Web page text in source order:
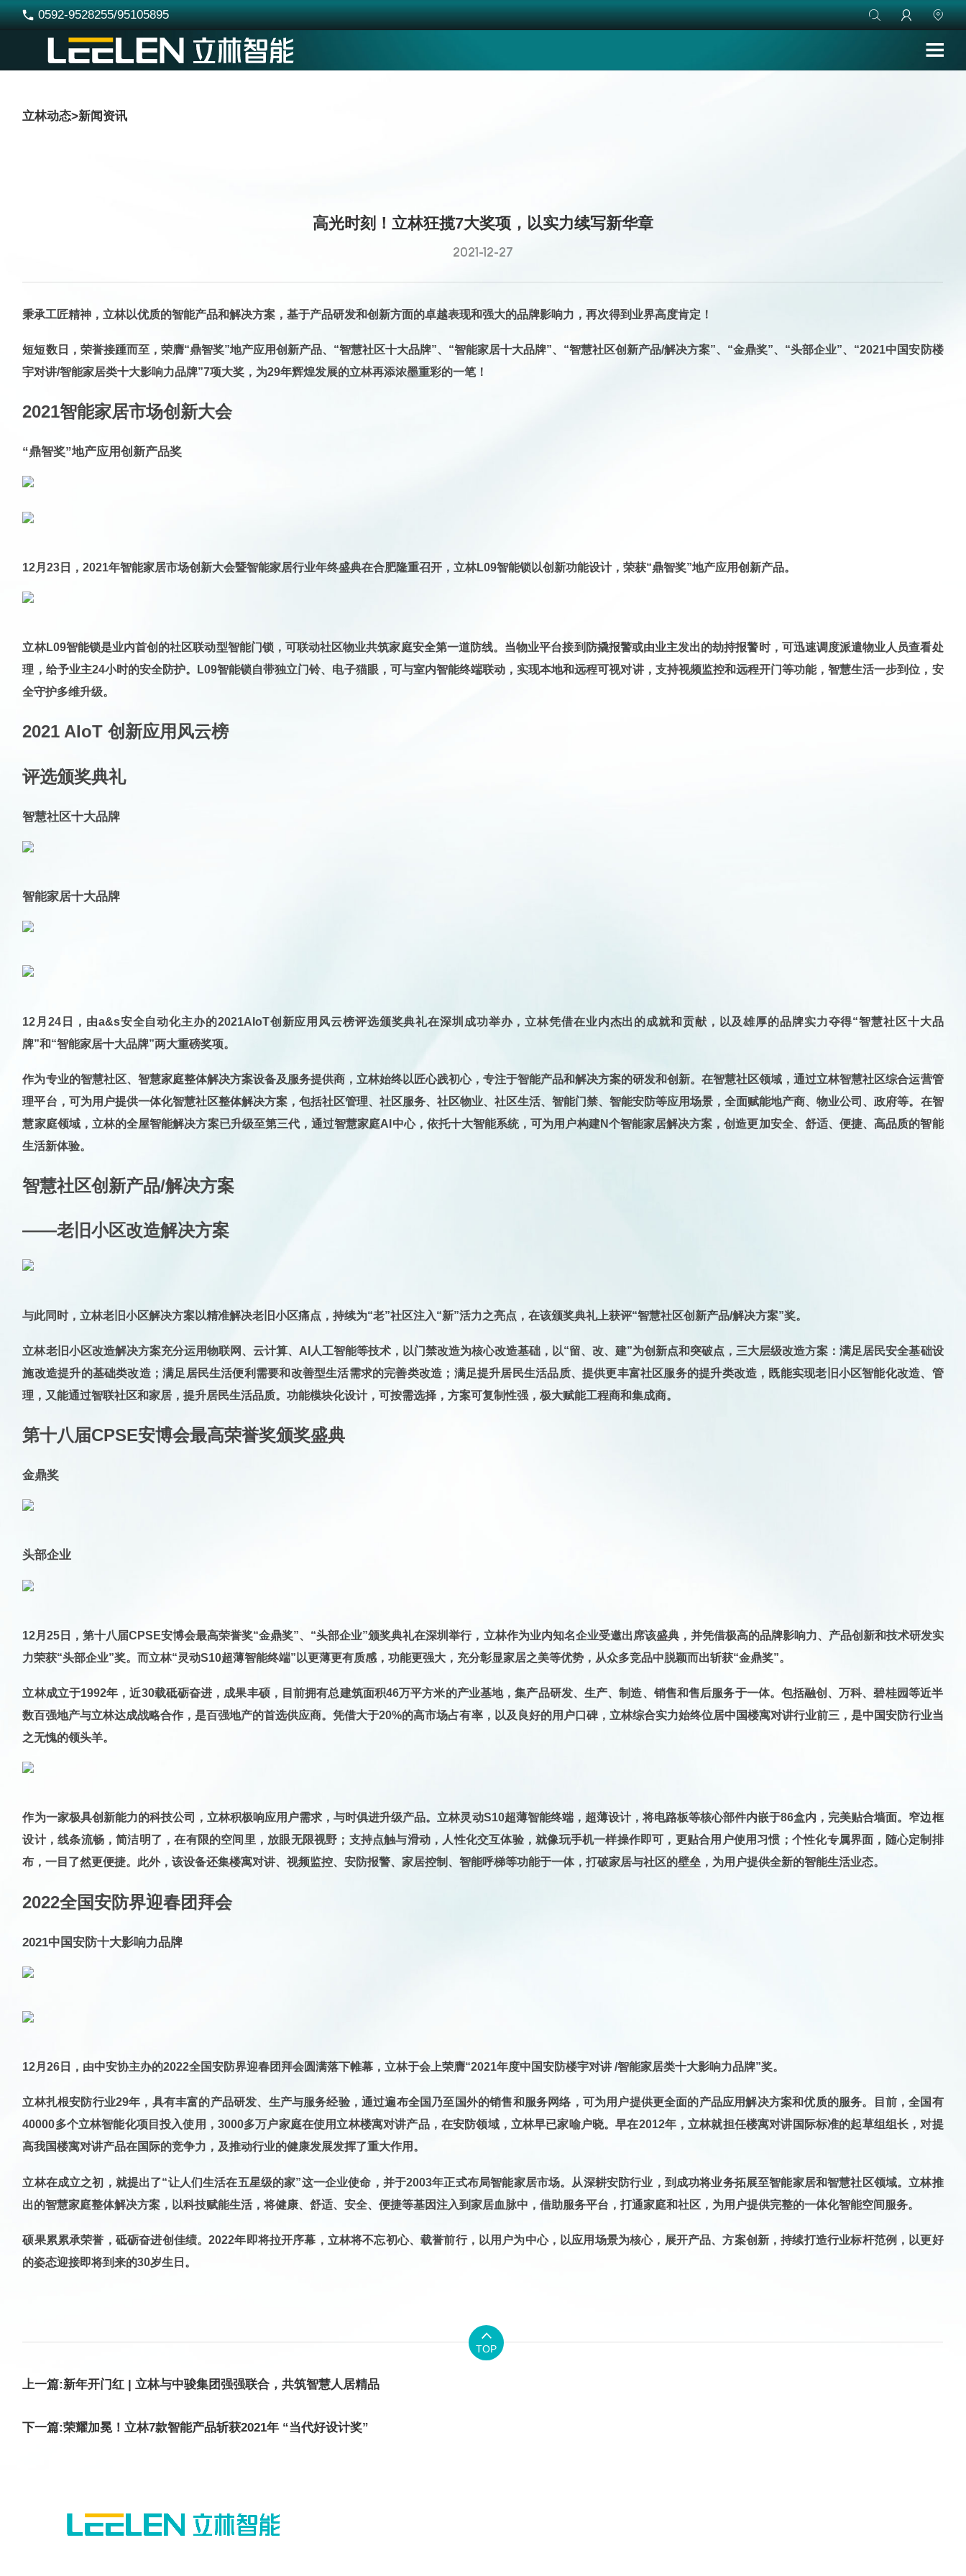
 0592-9528255/95105895   
立林动态>新闻资讯
高光时刻！立林狂揽7大奖项，以实力续写新华章
2021-12-27
秉承工匠精神，立林以优质的智能产品和解决方案，基于产品研发和创新方面的卓越表现和强大的品牌影响力，再次得到业界高度肯定！
短短数日，荣誉接踵而至，荣膺“鼎智奖”地产应用创新产品、“智慧社区十大品牌”、“智能家居十大品牌”、“智慧社区创新产品/解决方案”、“金鼎奖”、“头部企业”、“2021中国安防楼
宇对讲/智能家居类十大影响力品牌”7项大奖，为29年辉煌发展的立林再添浓墨重彩的一笔！
2021智能家居市场创新大会
“鼎智奖”地产应用创新产品奖
12月23日，2021年智能家居市场创新大会暨智能家居行业年终盛典在合肥隆重召开， 立林L09智能锁以创新功能设计，荣获“鼎智奖”地产应用创新产品。
立林L09智能锁是业内首创的社区联动型智能门锁，可联动社区物业共筑家庭安全第一道防线。当物业平台接到防撬报警或由业主发出的劫持报警时，可迅速调度派遣物业人员查看处
理，给予业主24小时的安全防护。L09智能锁自带独立门铃、电子猫眼，可与室内智能终端联动，实现本地和远程可视对讲，支持视频监控和远程开门等功能，智慧生活一步到位，安
全守护多维升级。
2021 AIoT 创新应用风云榜
评选颁奖典礼
智慧社区十大品牌
智能家居十大品牌
12月24日，由a&s安全自动化主办的2021AIoT创新应用风云榜评选颁奖典礼在深圳成功举办，立林凭借在业内杰出的成就和贡献，以及雄厚的品牌实力夺得“智慧社区十大品
牌”和“智能家居十大品牌”两大重磅奖项。
作为专业的智慧社区、智慧家庭整体解决方案设备及服务提供商，立林始终以匠心践初心，专注于智能产品和解决方案的研发和创新。在智慧社区领域，通过立林智慧社区综合运营管
理平台，可为用户提供一体化智慧社区整体解决方案，包括社区管理、社区服务、社区物业、社区生活、智能门禁、智能安防等应用场景，全面赋能地产商、物业公司、政府等。在智
慧家庭领域，立林的全屋智能解决方案已升级至第三代，通过智慧家庭AI中心，依托十大智能系统，可为用户构建N个智能家居解决方案，创造更加安全、舒适、便捷、高品质的智能
生活新体验。
智慧社区创新产品/解决方案
——老旧小区改造解决方案
与此同时，立林老旧小区解决方案以精准解决老旧小区痛点，持续为“老”社区注入“新”活力之亮点，在该颁奖典礼上获评“智慧社区创新产品/解决方案”奖。
立林老旧小区改造解决方案充分运用物联网、云计算、AI人工智能等技术，以门禁改造为核心改造基础，以“留、改、建”为创新点和突破点，三大层级改造方案：满足居民安全基础设
施改造提升的基础类改造；满足居民生活便利需要和改善型生活需求的完善类改造；满足提升居民生活品质、提供更丰富社区服务的提升类改造，既能实现老旧小区智能化改造、管
理，又能通过智联社区和家居，提升居民生活品质。功能模块化设计，可按需选择，方案可复制性强，极大赋能工程商和集成商。
第十八届CPSE安博会最高荣誉奖颁奖盛典
金鼎奖
头部企业
12月25日，第十八届CPSE安博会最高荣誉奖“金鼎奖”、“头部企业”颁奖典礼在深圳举行，立林作为业内知名企业受邀出席该盛典，并凭借极高的品牌影响力、产品创新和技术研发实
力荣获“头部企业”奖。而立林“灵动S10超薄智能终端” 以更薄更有质感，功能更强大 ，充分彰显家居之美等优势，从众多竞品中脱颖而出斩获“金鼎奖”。
立林成立于1992年，近30载砥砺奋进，成果丰硕，目前拥有总建筑面积46万平方米的产业基地，集产品研发、生产、制造、销售和售后服务于一体。 包括融创、万科、碧桂园等近半
数百强地产与立林达成战略合作，是百强地产的首选供应商。凭借大于20%的高市场占有率，以及良好的用户口碑，立林综合实力始终位居中国楼寓对讲行业前三 ，是中国安防行业当
之无愧的领头羊。
作为一家极具创新能力的科技公司，立林积极响应用户需求，与时俱进升级产品。 立林灵动S10超薄智能终端，超薄设计，将电路板等核心部件内嵌于86盒内，完美贴合墙面。窄边框
设计，线条流畅，简洁明了，在有限的空间里，放眼无限视野；支持点触与滑动，人性化交互体验，就像玩手机一样操作即可，更贴合用户使用习惯；个性化专属界面，随心定制排
布，一目了然更便捷。此外，该设备还集楼寓对讲、视频监控、安防报警、家居控制、智能呼梯等功能于一体，打破家居与社区的壁垒，为用户提供全新的智能生活业态。
2022全国安防界迎春团拜会
2021中国安防十大影响力品牌
12月26日，由中安协主办的2022全国安防界迎春团拜会圆满落下帷幕，立林于会上荣膺“2021年度中国安防楼宇对讲 /智能家居类十大影响力品牌”奖。
立林扎根安防行业29年，具有丰富的产品研发、生产与服务经验，通过遍布全国乃至国外的销售和服务网络，可为用户提供更全面的产品应用解决方案和优质的服务。目前，全国有
40000多个立林智能化项目投入使用， 3000多万户家庭在使用立林楼寓对讲产品，在安防领域，立林早已家喻户晓。早在2012年，立林就担任楼寓对讲国际标准的起草组组长 ，对提
高我国楼寓对讲产品在国际的竞争力，及推动行业的健康发展发挥了重大作用。
立林在成立之初，就提出了“让人们生活在五星级的家”这一企业使命，并于2003年正式布局智能家居市场。 从深耕安防行业，到成功将业务拓展至智能家居和智慧社区领域。立林推
出的智慧家庭整体解决方案，以科技赋能生活，将健康、舒适、安全、便捷等基因注入到家居血脉中，借助服务平台，打通家庭和社区，为用户提供完整的一体化智能空间服务。
硕果累累承荣誉，砥砺奋进创佳绩。2022年即将拉开序幕， 立林将不忘初心、载誉前行，以用户为中心，以应用场景为核心，展开产品、方案创新，持续打造行业标杆范例 ，以更好
的姿态迎接即将到来的30岁生日。

TOP
上一篇:新年开门红 | 立林与中骏集团强强联合，共筑智慧人居精品
下一篇:荣耀加冕！立林7款智能产品斩获2021年 “当代好设计奖”